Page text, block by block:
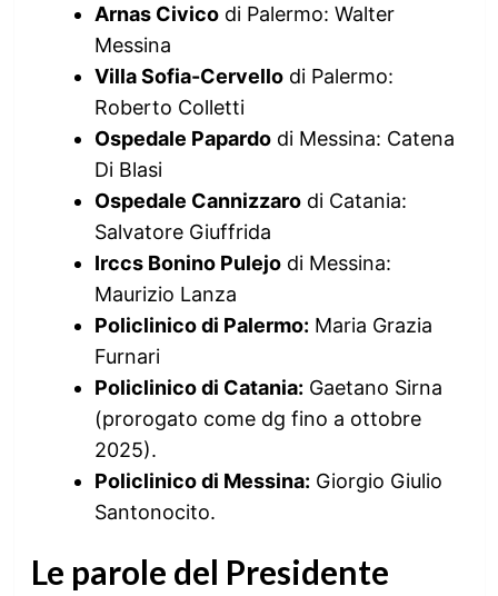
Arnas Civicodi Palermo: Walter
Messina
Villa Sofia-Cervellodi Palermo:
Roberto Colletti
Ospedale Papardodi Messina: Catena
Di Blasi
Ospedale Cannizzarodi Catania:
Salvatore Giuffrida
Irccs Bonino Pulejodi Messina:
Maurizio Lanza
Policlinico di Palermo: Maria Grazia
Furnari
Policlinico di Catania: Gaetano Sirna
(prorogato come dg fino a ottobre
2025).
Policlinico di Messina: Giorgio Giulio
Santonocito.
Le parole del Presidente